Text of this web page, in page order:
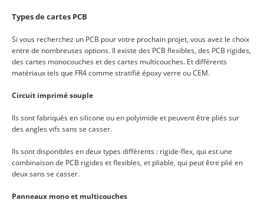
Types de cartes PCB
Si vous recherchez un PCB pour votre prochain projet, vous avez le choix
entre de nombreuses options. Il existe des PCB flexibles, des PCB rigides,
des cartes monocouches et des cartes multicouches. Et différents
matériaux tels que FR4 comme stratifié époxy verre ou CEM.
Circuit imprimé souple
Ils sont fabriqués en silicone ou en polyimide et peuvent être pliés sur
des angles vifs sans se casser.
Ils sont disponibles en deux types différents : rigide-flex, qui est une
combinaison de PCB rigides et flexibles, et pliable, qui peut être plié en
deux sans se casser.
Panneaux mono et multicouches